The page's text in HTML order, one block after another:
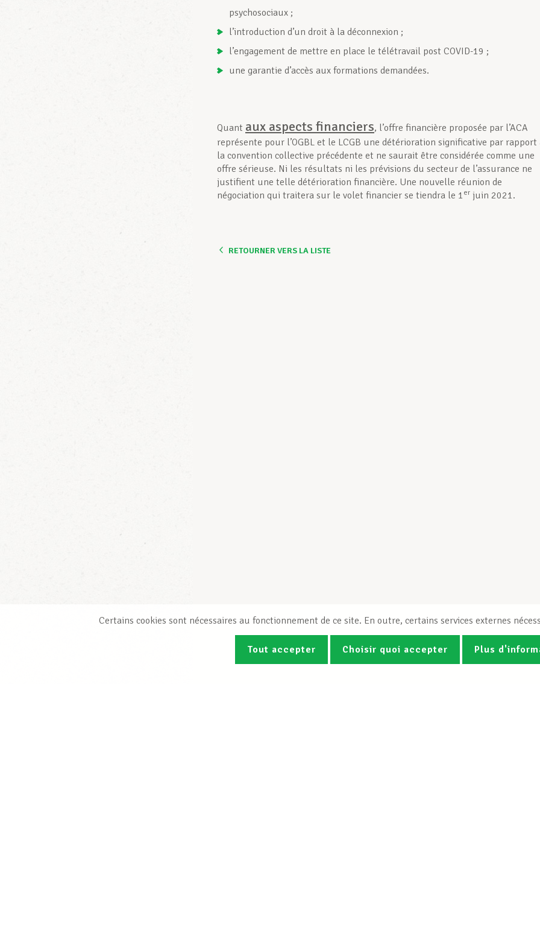
psychosociaux ;
l’introduction d’un droit à la déconnexion ;
l’engagement de mettre en place le télétravail post COVID-19 ;
une garantie d’accès aux formations demandées.
Quant aux aspects financiers, l’offre financière proposée par l’ACA
représente pour l’OGBL et le LCGB une détérioration significative par rapport
la convention collective précédente et ne saurait être considérée comme une
offre sérieuse. Ni les résultats ni les prévisions du secteur de l’assurance ne
justifient une telle détérioration financière. Une nouvelle réunion de
négociation qui traitera sur le volet financier se tiendra le 1 er juin 2021.
RETOURNER VERS LA LISTE
Certains cookies sont nécessaires au fonctionnement de ce site. En outre, certains services externes
Tout accepter Choisir quoi accepter Plus